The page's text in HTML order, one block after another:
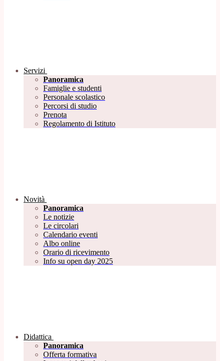
Servizi
Panoramica
Famiglie e studenti
Personale scolastico
Percorsi di studio
Prenota
Regolamento di Istituto
Novità
Panoramica
Le notizie
Le circolari
Calendario eventi
Albo online
Orario di ricevimento
Info su open day 2025
Didattica
Panoramica
Offerta formativa